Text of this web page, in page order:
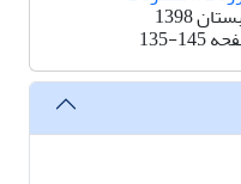
1398
135-145